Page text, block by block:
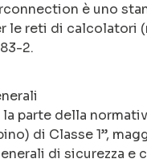
è uno
le reti di calcolatori
2.
parte della
di Classe 1”,
di sicurezza